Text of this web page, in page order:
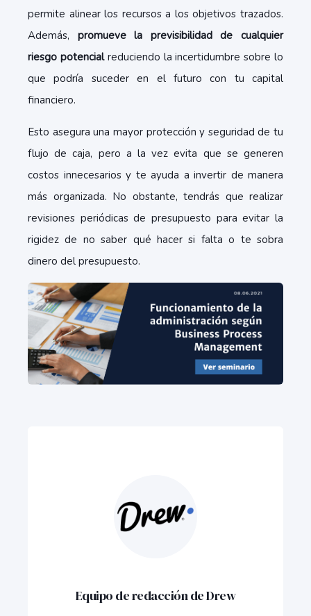
permite alinear los recursos a los objetivos trazados.
Además, promueve la previsibilidad de cualquier
riesgo potencialreduciendo la incertidumbre sobre lo
que podría suceder en el futuro con tu capital
financiero.
Esto asegura una mayor protección y seguridad de tu
flujo de caja, pero a la vez evita que se generen
costos innecesarios y te ayuda a invertir de manera
más organizada. No obstante, tendrás que realizar
revisiones periódicas de presupuesto para evitar la
rigidez de no saber qué hacer si falta o te sobra
dinero del presupuesto.
Equipo de redacción de Drew